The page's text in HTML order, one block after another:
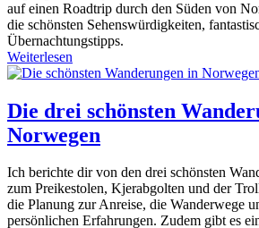
auf einen Roadtrip durch den Süden von
die schönsten Sehenswürdigkeiten,
Übernachtungstipps.
Weiterlesen
Die drei schönsten
Norwegen
Ich berichte dir von den drei schönsten
zum Preikestolen, Kjerabgolten und der
die Planung zur Anreise, die Wanderwege
persönlichen Erfahrungen. Zudem gibt es